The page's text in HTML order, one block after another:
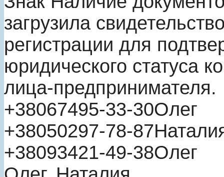
загрузила
регистрации для
юридического статуса
лица-предпринимателя.
+38067495-33-30Олег
+38050297-78-87
+38093421-49-38Олег